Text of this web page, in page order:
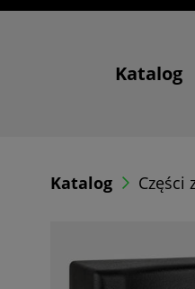
Katalog
Katalog Części